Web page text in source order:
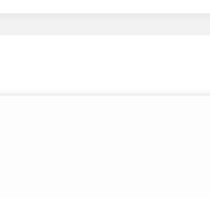
地下城。